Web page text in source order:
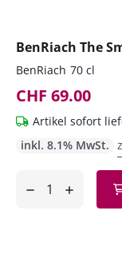
BenRiach The
BenRiach 70 cl
CHF 69.00
Artikel sofort
inkl. 8.1% MwSt.
hinzufügen